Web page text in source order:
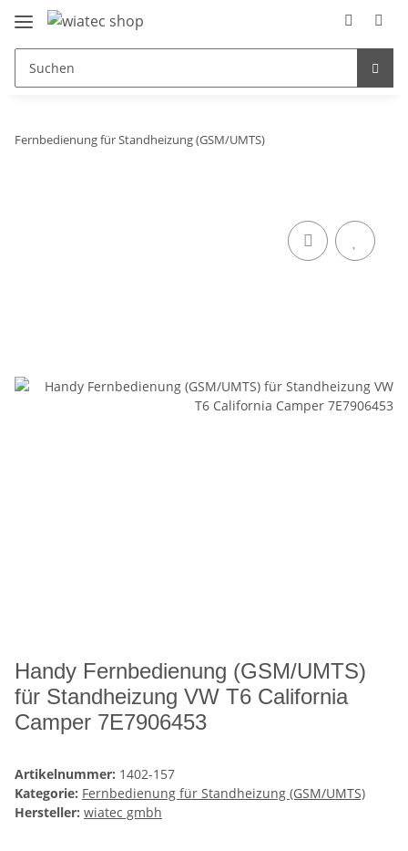
Fernbedienung für Standheizung (GSM/UMTS)
Handy Fernbedienung (GSM/UMTS)
für Standheizung VW T6 California
Camper 7E7906453
Artikelnummer: 1402-157
Kategorie: Fernbedienung für Standheizung (GSM/UMTS)
Hersteller: wiatec gmbh